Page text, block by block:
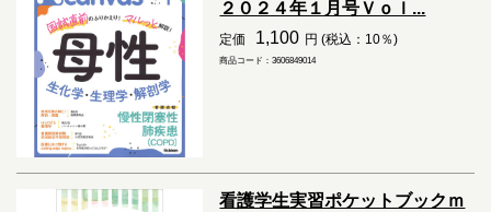
２０２４年１月号Ｖｏｌ...
定価 1,100 円 (税込：10％)
商品コード：3606849014
看護学生実習ポケットブックｍ